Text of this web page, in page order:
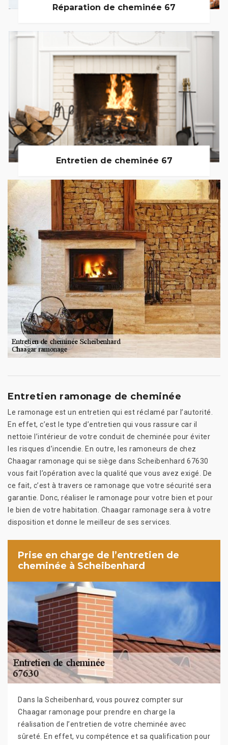
Réparation de cheminée 67
Entretien de cheminée 67
Entretien ramonage de cheminée
Le ramonage est un entretien qui est réclamé par l’autorité.
En effet, c’est le type d’entretien qui vous rassure car il
nettoie l’intérieur de votre conduit de cheminée pour éviter
les risques d’incendie. En outre, les ramoneurs de chez
Chaagar ramonage qui se siège dans Scheibenhard 67630
vous fait l’opération avec la qualité que vous avez exigé. De
ce fait, c’est à travers ce ramonage que votre sécurité sera
garantie. Donc, réaliser le ramonage pour votre bien et pour
le bien de votre habitation. Chaagar ramonage sera à votre
disposition et donne le meilleur de ses services.
Prise en charge de l’entretien de
cheminée à Scheibenhard
Dans la Scheibenhard, vous pouvez compter sur
Chaagar ramonage pour prendre en charge la
réalisation de l’entretien de votre cheminée avec
sûreté. En effet, vu compétence et sa qualification pour